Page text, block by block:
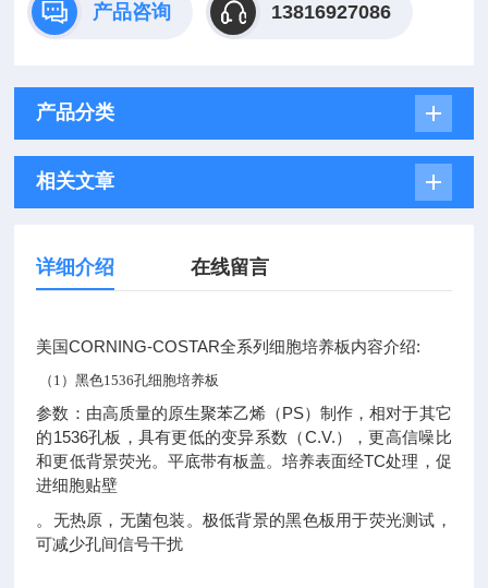
产品咨询 13816927086
产品分类
相关文章
详细介绍 在线留言
美国CORNING-COSTAR全系列细胞培养板内容介绍:
（1）黑色1536孔细胞培养板
参数：由高质量的原生聚苯乙烯（PS）制作，相对于其它
的1536孔板，具有更低的变异系数（C.V.），更高信噪比
和更低背景荧光。平底带有板盖。培养表面经TC处理，促
进细胞贴壁
。无热原，无菌包装。极低背景的黑色板用于荧光测试，
可减少孔间信号干扰